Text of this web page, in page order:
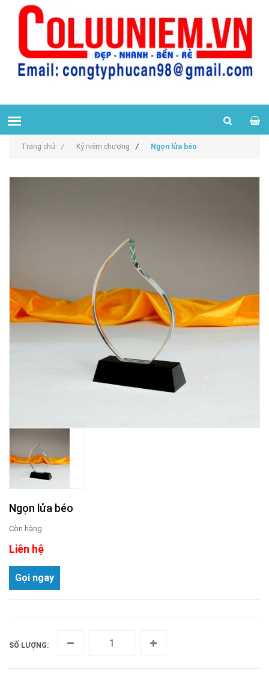
Trang chủ / Kỷ niệm chương / Ngọn lửa béo
Ngọn lửa béo
Còn hàng
Liên hệ
Gọi ngay
SỐ LƯỢNG: